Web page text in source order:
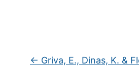
← Griva, E., Dinas, K. &